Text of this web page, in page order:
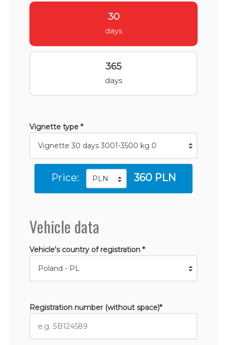
30
days
365
days
Vignette type *
Price: 360 PLN
Vehicle data
Vehicle's country of registration *
Registration number (without space)*